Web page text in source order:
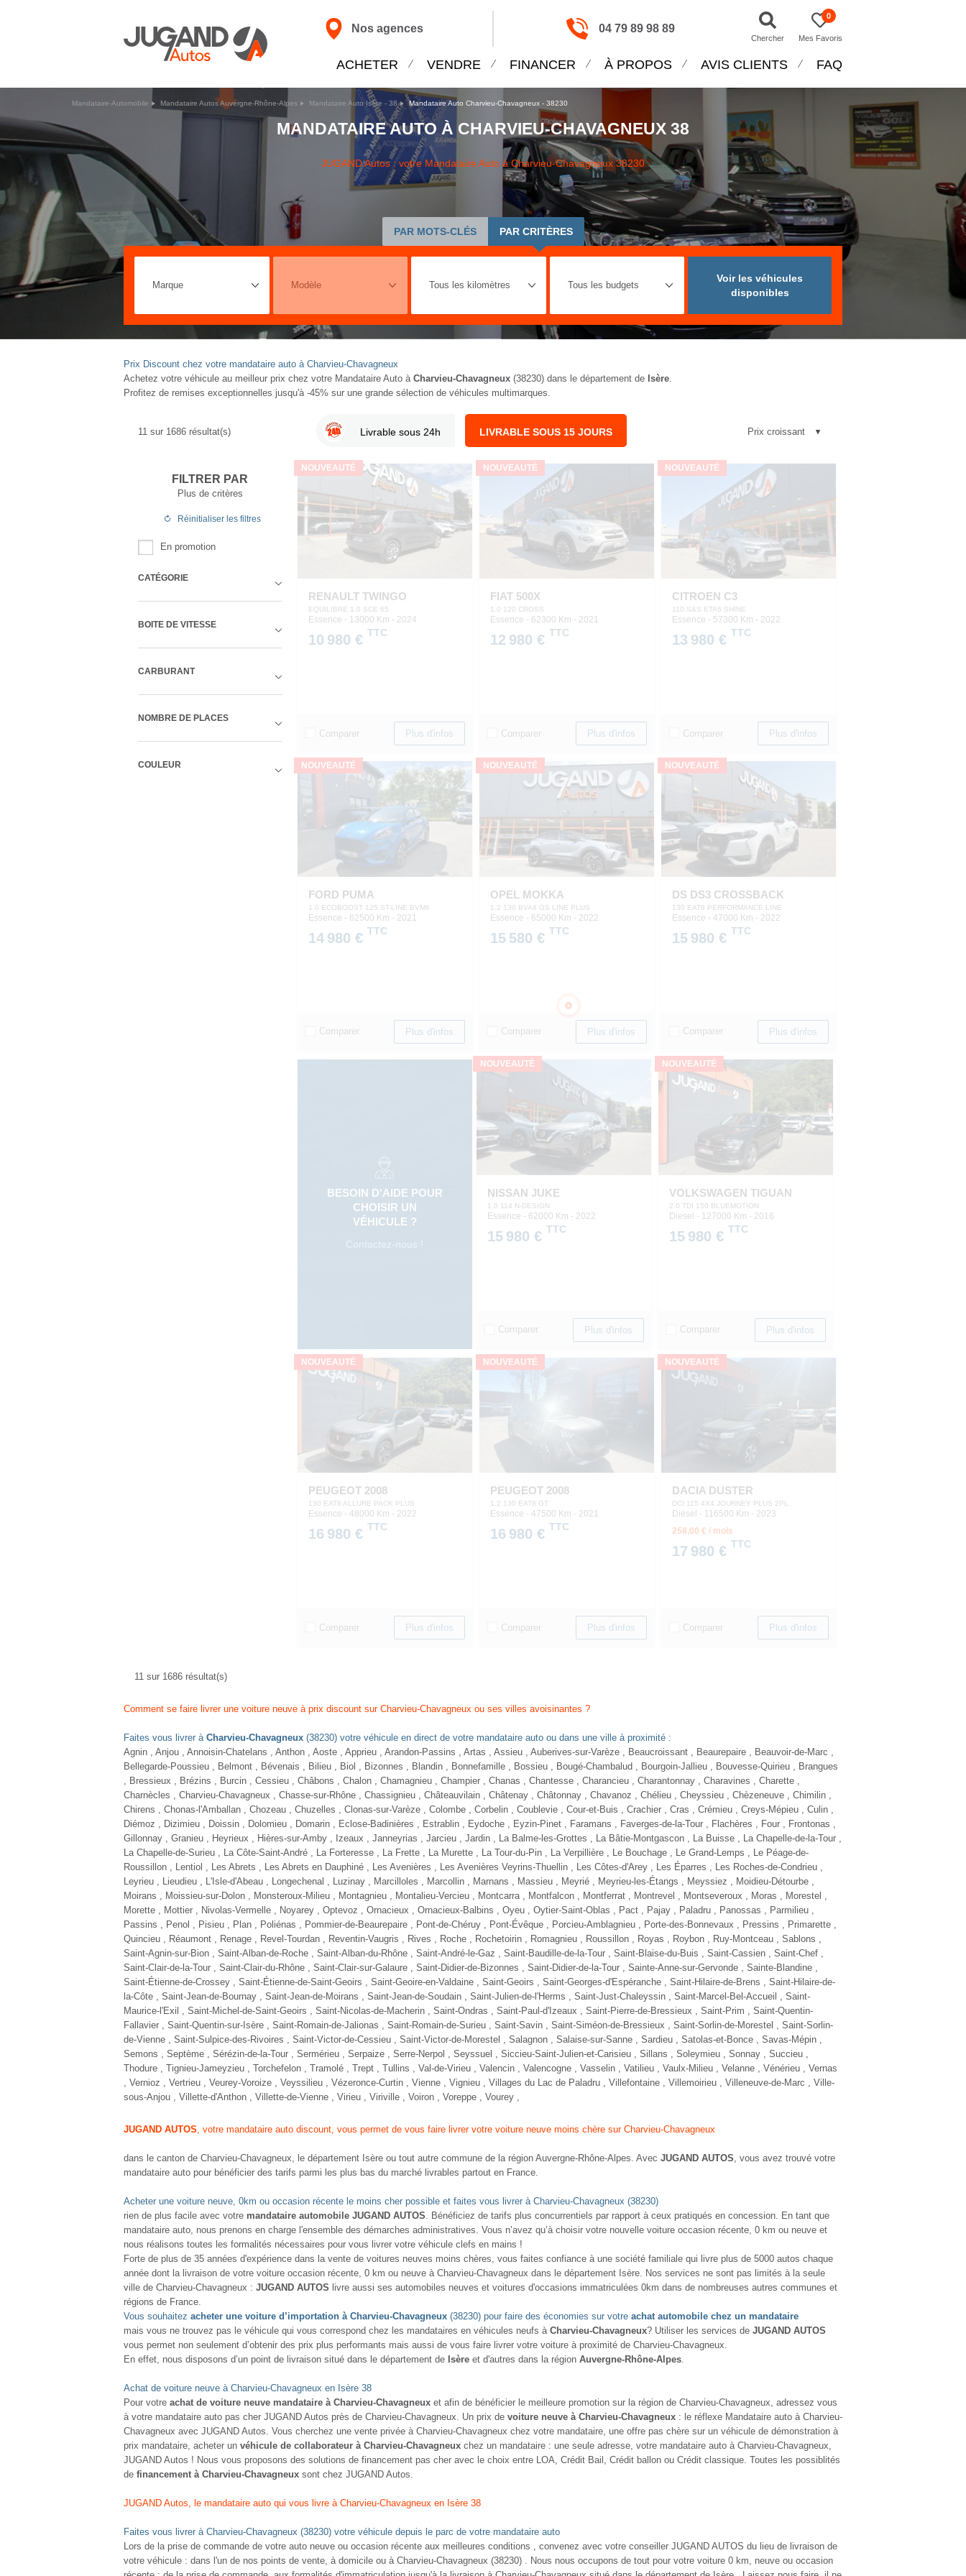
Nos agences 04 79 89 98 89
Chercher
0
Mes Favoris
ACHETER VENDRE FINANCER À PROPOS AVIS CLIENTS FAQ
Mandataire-Automobile Mandataire Autos Auvergne-Rhône-Alpes Mandataire Auto Isère - 38 Mandataire Auto Charvieu-Chavagneux - 38230
MANDATAIRE AUTO À CHARVIEU-CHAVAGNEUX 38
JUGAND Autos : votre Mandataire Auto à Charvieu-Chavagneux 38230
PAR MOTS-CLÉS PAR CRITÈRES
Voir les véhicules
disponibles
Prix Discount chez votre mandataire auto à Charvieu-Chavagneux
Achetez votre véhicule au meilleur prix chez votre Mandataire Auto à Charvieu-Chavagneux (38230) dans le département de Isère.
Profitez de remises exceptionnelles jusqu'à -45% sur une grande sélection de véhicules multimarques.
22 sur 1686 résultat(s) Livrable sous 24h LIVRABLE SOUS 15 JOURS
FILTRER PAR
Plus de critères
Réinitialiser les filtres
En promotion
CATÉGORIE
BOITE DE VITESSE
CARBURANT
NOMBRE DE PLACES
COULEUR
NOUVEAUTÉ
RENAULT TWINGO
EQUILIBRE 1.0 SCE 65
Essence - 13000 Km - 2024
10 980 € TTC
Comparer Plus d'infos
NOUVEAUTÉ
FIAT 500X
1.0 120 CROSS
Essence - 62300 Km - 2021
12 980 € TTC
Comparer Plus d'infos
NOUVEAUTÉ
CITROEN C3
110 S&S ETA6 SHINE
Essence - 57300 Km - 2022
13 980 € TTC
Comparer Plus d'infos
NOUVEAUTÉ
FORD PUMA
1.0 ECOBOOST 125 ST-LINE BVM6
Essence - 62500 Km - 2021
14 980 € TTC
Comparer Plus d'infos
NOUVEAUTÉ
OPEL MOKKA
1.2 130 BVA8 GS LINE PLUS
Essence - 65000 Km - 2022
15 580 € TTC
Comparer Plus d'infos
NOUVEAUTÉ
DS DS3 CROSSBACK
130 EAT8 PERFORMANCE LINE
Essence - 47000 Km - 2022
15 980 € TTC
Comparer Plus d'infos
BESOIN D'AIDE POUR
CHOISIR UN
VÉHICULE ?
Contactez-nous !
NOUVEAUTÉ
NISSAN JUKE
1.0 114 N-DESIGN
Essence - 62000 Km - 2022
15 980 € TTC
Comparer Plus d'infos
NOUVEAUTÉ
VOLKSWAGEN TIGUAN
2.0 TDI 150 BLUEMOTION
Diesel - 127000 Km - 2016
15 980 € TTC
Comparer Plus d'infos
NOUVEAUTÉ
PEUGEOT 2008
130 EAT8 ALLURE PACK PLUS
Essence - 48000 Km - 2022
16 980 € TTC
Comparer Plus d'infos
NOUVEAUTÉ
PEUGEOT 2008
1.2 130 EAT8 GT
Essence - 47500 Km - 2021
16 980 € TTC
Comparer Plus d'infos
NOUVEAUTÉ
DACIA DUSTER
DCI 115 4X4 JOURNEY PLUS 2PL
Diesel - 116500 Km - 2023
258,00 € / mois
17 980 € TTC
Comparer Plus d'infos
RENAULT ARKANA
TCE 140 EDC7 INTENS T.O
Essence - 46200 Km- 2022
19 980 €TTC
Comparer Plus d'infos
BESOIN D'AIDE POUR
CHOISIR UN
VÉHICULE ?
Contactez-nous !
PEUGEOT 308
1.5 BLUE HDI130 EAT8 GT ALCANTARA
Diesel - 56000 Km- 2023
20 980 €TTC
Comparer Plus d'infos
NOUVEAUTÉ
PEUGEOT 3008
1.5 BLUE HDI130 EAT8 ALLURE
20 980 €
Comparer Plus d'infos
NOUVEAUTÉ
DACIA DUSTER
1.5 DCI 115 4X4 PRESTIGE
23 480 € TTC
Comparer Plus d'infos
NOUVEAUTÉ
DACIA DUSTER
23 980 €
Comparer
NOUVEAUTÉ
TOYOTA HILUX
X-TRA CAB LECAP 2.4 150 BVM
Diesel - 155000 Km- 2019
401,00 € / mois
27 980 €TTC
NOUVEAUTÉ
TRANSPORTER
2.0 TDI 150 DSG
Diesel - 79500 Km- 2021
28 980 € TTC
CHOISIR UN
VÉHICULE ?
Contactez-nous !
NOUVEAUTÉ